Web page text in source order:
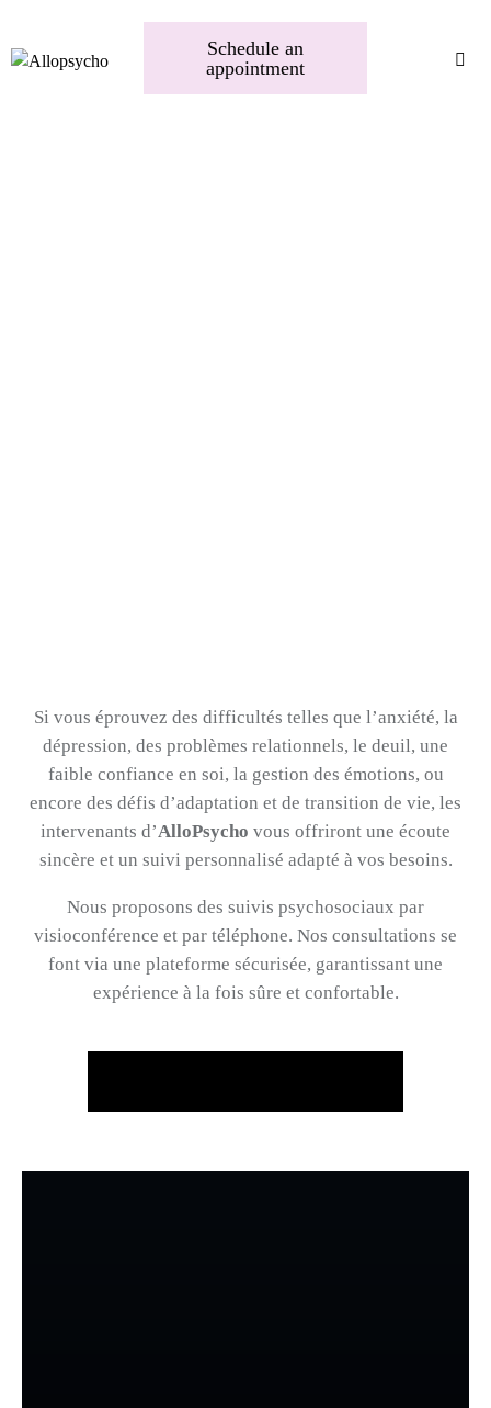
Schedule an
appointment
Si vous éprouvez des difficultés telles que l’anxiété, la
dépression, des problèmes relationnels, le deuil, une
faible confiance en soi, la gestion des émotions, ou
encore des défis d’adaptation et de transition de vie, les
intervenants d’AlloPsycho vous offriront une écoute
sincère et un suivi personnalisé adapté à vos besoins.
Nous proposons des suivis psychosociaux par
visioconférence et par téléphone. Nos consultations se
font via une plateforme sécurisée, garantissant une
expérience à la fois sûre et confortable.